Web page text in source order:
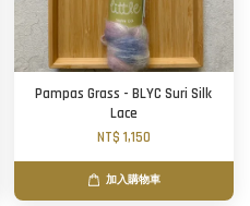
Pampas Grass - BLYC Suri Silk
Lace
NT$ 1,150
加入購物車